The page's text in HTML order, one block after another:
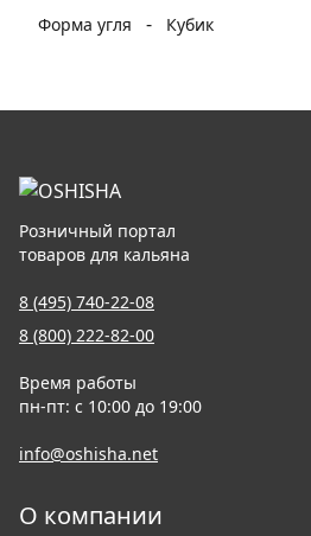
Форма угля
- Кубик
Розничный портал
товаров для кальяна
8 (495) 740-22-08
8 (800) 222-82-00
Время работы
пн-пт: с 10:00 до 19:00
info@oshisha.net
О компании